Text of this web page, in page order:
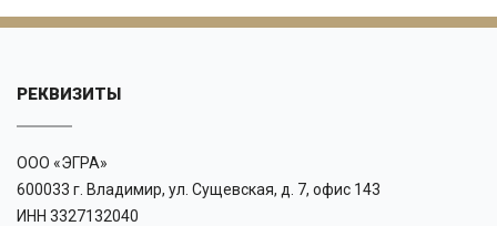
РЕКВИЗИТЫ
ООО «ЭГРА»
600033 г. Владимир, ул. Сущевская, д. 7, офис 143
ИНН 3327132040